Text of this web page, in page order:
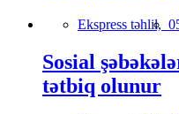
Ekspress təhlil,
Sosial
tətbiq olunur